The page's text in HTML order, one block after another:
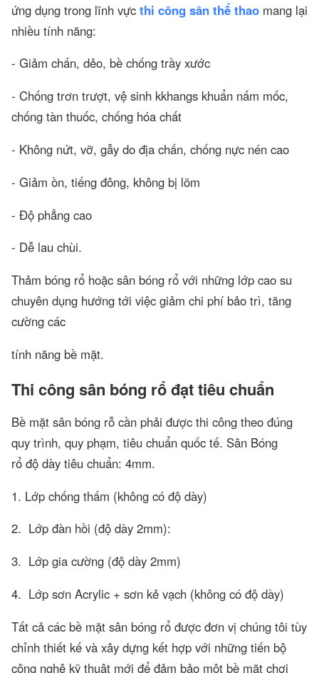
ứng dụng trong lĩnh vực thi công sân thể thao mang lại
nhiều tính năng:
- Giảm chấn, dẻo, bề chống trầy xước
- Chống trơn trượt, vệ sinh kkhangs khuẩn nấm mốc,
chống tàn thuốc, chống hóa chất
- Không nứt, vỡ, gẫy do địa chấn, chống nực nén cao
- Giảm ồn, tiếng đông, không bị lõm
- Độ phẳng cao
- Dễ lau chùi.
Thảm bóng rổ hoặc sân bóng rổ với những lớp cao su
chuyên dụng hướng tới việc giảm chi phí bảo trì, tăng
cường các
tính năng bề mặt.
Thi công sân bóng rổ đạt tiêu chuẩn
Bề mặt sân bóng rỗ cần phải được thi công theo đúng
quy trình, quy phạm, tiêu chuẩn quốc tế. Sân Bóng
rổ độ dày tiêu chuẩn: 4mm.
1. Lớp chống thấm (không có độ dày)
2. Lớp đàn hồi (độ dày 2mm):
3. Lớp gia cường (độ dày 2mm)
4. Lớp sơn Acrylic + sơn kẻ vạch (không có độ dày)
Tất cả các bề mặt sân bóng rổ được đơn vị chúng tôi tùy
chỉnh thiết kế và xây dựng kết hợp với những tiến bộ
công nghệ kỹ thuật mới để đảm bảo một bề mặt chơi